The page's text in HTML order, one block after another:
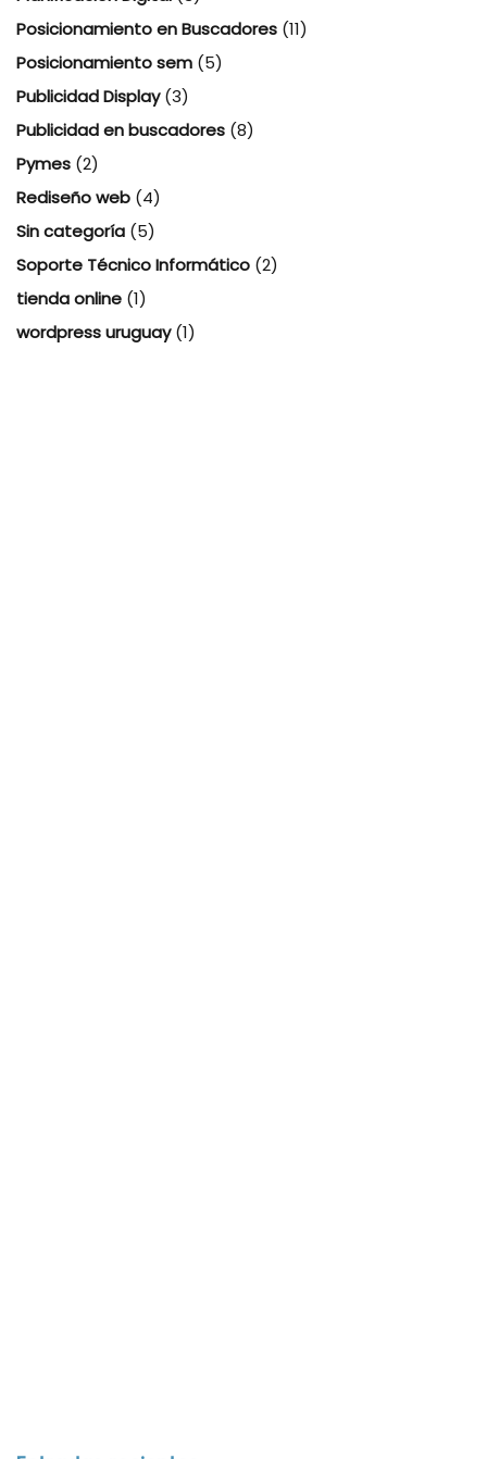
Posicionamiento en Buscadores (11)
Posicionamiento sem (5)
Publicidad Display(3)
Publicidad en buscadores (8)
Pymes (2)
Rediseño web (4)
Sin categoría (5)
Soporte Técnico Informático (2)
tienda online (1)
wordpress uruguay(1)